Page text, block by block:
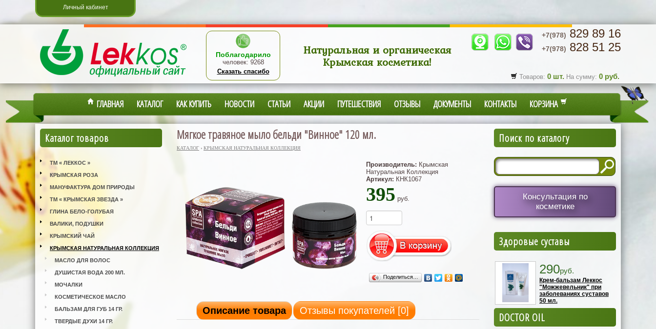
Личный кабинет
Поблагодарило
человек: 9268
Сказать спасибо
Натуральная и органическая
Крымская косметика!
+7(978) 829 89 16
+7(978) 828 51 25
Товаров: 0 шт. На сумму: 0 руб.
ГЛАВНАЯ КАТАЛОГ КАК КУПИТЬ НОВОСТИ СТАТЬИ АКЦИИ ПУТЕШЕСТВИЯ ОТЗЫВЫ ДОКУМЕНТЫ КОНТАКТЫ КОРЗИНА
Каталог товаров
ТМ « ЛЕККОС »
КРЫМСКАЯ РОЗА
МАНУФАКТУРА ДОМ ПРИРОДЫ
ТМ « КРЫМСКАЯ ЗВЕЗДА »
ГЛИНА БЕЛО-ГОЛУБАЯ
ВАЛИКИ, ПОДУШКИ
КРЫМСКИЙ ЧАЙ
КРЫМСКАЯ НАТУРАЛЬНАЯ КОЛЛЕКЦИЯ
МАСЛО ДЛЯ ВОЛОС
ДУШИСТАЯ ВОДА 200 МЛ.
МОЧАЛКИ
КОСМЕТИЧЕСКОЕ МАСЛО
БАЛЬЗАМ ДЛЯ ГУБ 14 ГР.
ТВЕРДЫЕ ДУХИ 14 ГР.
Мягкое травяное мыло бельди "Винное" 120 мл.
КАТАЛОГ › КРЫМСКАЯ НАТУРАЛЬНАЯ КОЛЛЕКЦИЯ
Производитель: Крымская
Натуральная Коллекция
Артикул: КНК1067
395 руб.
Поделиться…
Описание товара Отзывы покупателей [0]
Поиск по каталогу
Консультация по
косметике
Здоровые суставы
290руб.
Крем-бальзам Леккос
"Можжевельник" при
заболеваниях суставов
50 мл.
DOCTOR OIL